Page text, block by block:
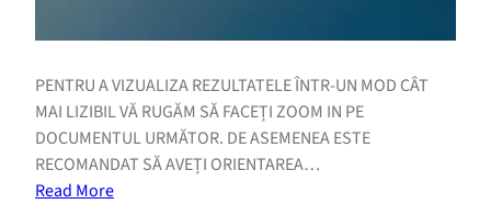
PENTRU A VIZUALIZA REZULTATELE ÎNTR-UN MOD CÂT
MAI LIZIBIL VĂ RUGĂM SĂ FACEȚI ZOOM IN PE
DOCUMENTUL URMĂTOR. DE ASEMENEA ESTE
RECOMANDAT SĂ AVEȚI ORIENTAREA…
Read More